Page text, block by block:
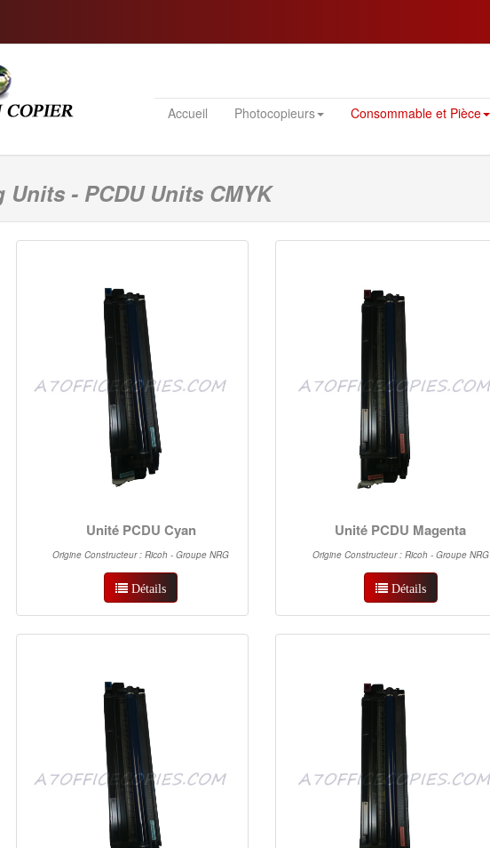
Accueil Photocopieurs Consommable et Pièce
- PCDU Units CMYK
Unité PCDU Cyan
Origine Constructeur : Ricoh - Groupe NRG
Détails
Unité PCDU Magenta
Origine Constructeur : Ricoh - Groupe NRG
Détails